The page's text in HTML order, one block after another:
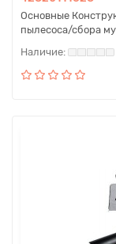
Основные
пылесоса/сбора